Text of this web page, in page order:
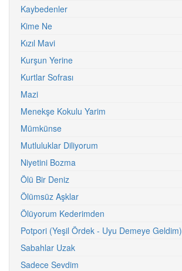
Kaybedenler
Kime Ne
Kızıl Mavi
Kurşun Yerine
Kurtlar Sofrası
Mazi
Menekşe Kokulu Yarim
Mümkünse
Mutluluklar Diliyorum
Niyetini Bozma
Ölü Bir Deniz
Ölümsüz Aşklar
Ölüyorum Kederimden
Potpori (Yeşil Ördek - Uyu Demeye Geldim)
Sabahlar Uzak
Sadece Sevdim